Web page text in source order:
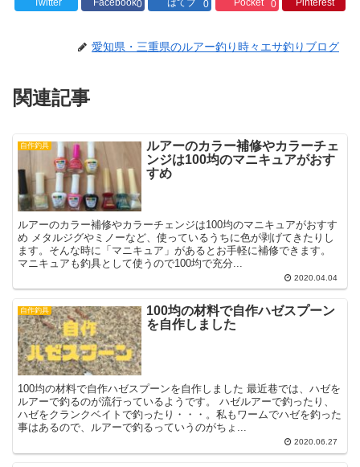
Twitter Facebook0 はてブ 0 Pocket 0 Pinterest
愛知県・三重県のルアー釣り時々エサ釣りブログ
関連記事
自作釣具
ルアーのカラー補修やカラーチェ
ンジは100均のマニキュアがおす
すめ
ルアーのカラー補修やカラーチェンジは100均のマニキュアがおすす
め メタルジグやミノーなど、使っているうちに色が剥げてきたりし
ます。そんな時に「マニキュア」があるとお手軽に補修できます。
マニキュアも釣具として使うので100均で充分...
2020.04.04
自作釣具
100均の材料で自作ハゼスプーン
を自作しました
100均の材料で自作ハゼスプーンを自作しました 最近巷では、ハゼを
ルアーで釣るのが流行っているようです。 ハゼルアーで釣ったり、
ハゼをクランクベイトで釣ったり・・・。私もワームでハゼを釣った
事はあるので、ルアーで釣るっていうのがちょ...
2020.06.27